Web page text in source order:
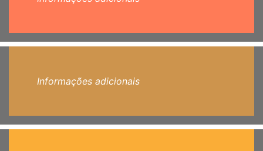
Informações adicionais